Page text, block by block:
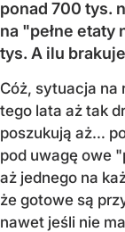
ponad 700 tys.
na "pełne
tys. A ilu
Cóż, sytuacja na
tego lata aż tak
poszukują aż…
pod uwagę owe
aż jednego na
że gotowe są
nawet jeśli nie